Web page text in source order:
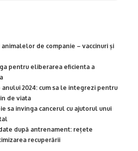
de companie – vaccinuri și
pentru eliberarea eficienta a
2024: cum sa le integrezi pentru
de viata
sa invinga cancerul cu ajutorul unui
după antrenament: rețete
recuperării